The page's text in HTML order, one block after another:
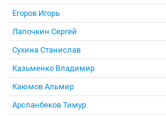
Егоров Игорь
Лапочкин Сергей
Сухина Станислав
Казьменко Владимир
Каюмов Альмир
Арсланбеков Тимур